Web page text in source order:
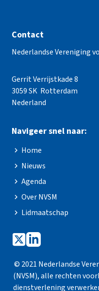
Contact
Nederlandse Vereniging
Gerrit Verrijstkade 8
3059 SK Rotterdam
Nederland
Navigeer snel naar:
Home
Nieuws
Agenda
Over NVSM
Lidmaatschap
© 2021 Nederlandse
(NVSM), alle rechten
dienstverlening